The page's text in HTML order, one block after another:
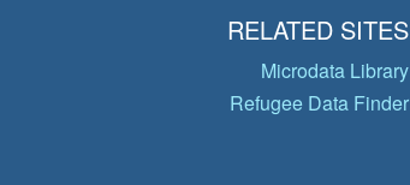
RELATED SITES
Microdata Library
Refugee Data Finder